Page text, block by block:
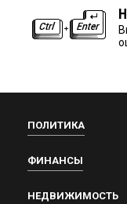
ПОЛИТИКА
ФИНАНСЫ
НЕДВИЖИМОСТЬ